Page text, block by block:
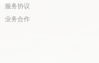
服务协议
业务合作